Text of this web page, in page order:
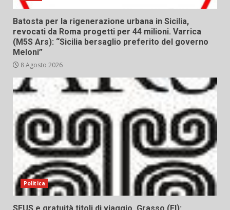
Batosta per la rigenerazione urbana in Sicilia,
revocati da Roma progetti per 44 milioni. Varrica
(M5S Ars): “Sicilia bersaglio preferito del governo
Meloni”
8 Agosto 2026
Politica